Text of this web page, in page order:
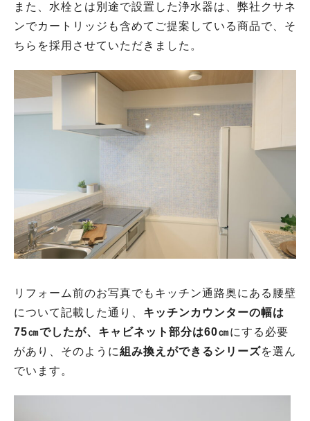
また、水栓とは別途で設置した浄水器は、弊社クサネ
ンでカートリッジも含めてご提案している商品で、そ
ちらを採用させていただきました。
リフォーム前のお写真でもキッチン通路奥にある腰壁
について記載した通り、 キッチンカウンターの幅は
75㎝でしたが、キャビネット部分は60㎝にする必要
があり、そのように組み換えができるシリーズを選ん
でいます。